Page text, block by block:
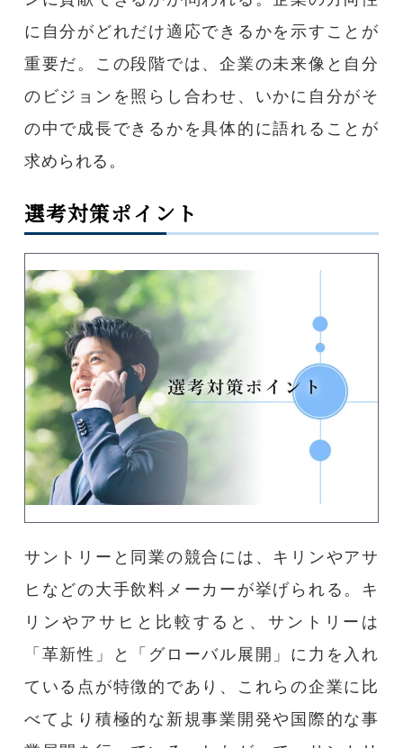
に自分がどれだけ適応できるかを示すことが
重要だ。この段階では、企業の未来像と自分
のビジョンを照らし合わせ、いかに自分がそ
の中で成長できるかを具体的に語れることが
求められる。
選考対策ポイント
サントリーと同業の競合には、キリンやアサ
ヒなどの大手飲料メーカーが挙げられる。キ
リンやアサヒと比較すると、サントリーは
「革新性」と「グローバル展開」に力を入れ
ている点が特徴的であり、これらの企業に比
べてより積極的な新規事業開発や国際的な事